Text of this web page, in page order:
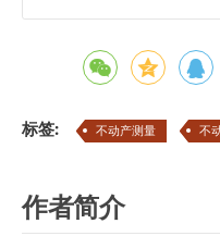
标签: 不动产测量 不
作者简介